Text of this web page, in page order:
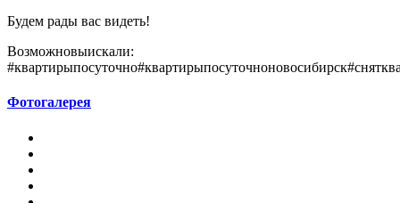
Будем рады вас видеть!
Возможновыискали:
Фотогалерея